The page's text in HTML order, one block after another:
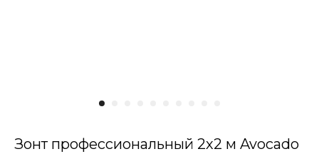
Зонт профессиональный 2х2 м Avocado